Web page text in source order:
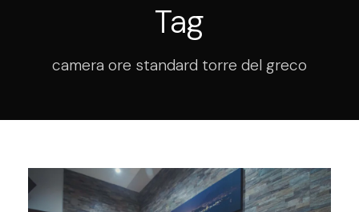
Tag
camera ore standard torre del greco